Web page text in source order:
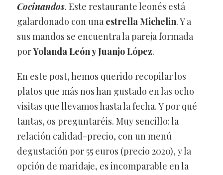
Cocinandos. Este restaurante leonés está
galardonado con una estrella Michelin. Y a
sus mandos se encuentra la pareja formada
porYolanda León y Juanjo López.
En este post, hemos querido recopilar los
platos que más nos han gustado en las ocho
visitas que llevamos hasta la fecha. Y por qué
tantas, os preguntaréis. Muy sencillo: la
relación calidad-precio, con un menú
degustación por 55 euros (precio 2020), y la
opción de maridaje, es incomparable en la